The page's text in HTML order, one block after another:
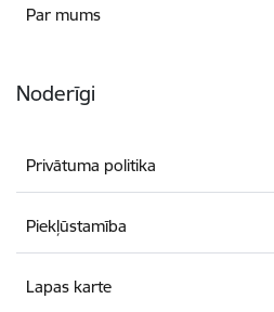
Par mums
Noderīgi
Privātuma politika
Piekļūstamība
Lapas karte